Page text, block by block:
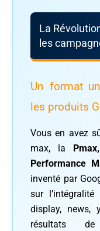
La
les
Un format
les produits
Vous en avez
max, la
Pmax,
Performance
inventé par
sur
display, news,
résultats